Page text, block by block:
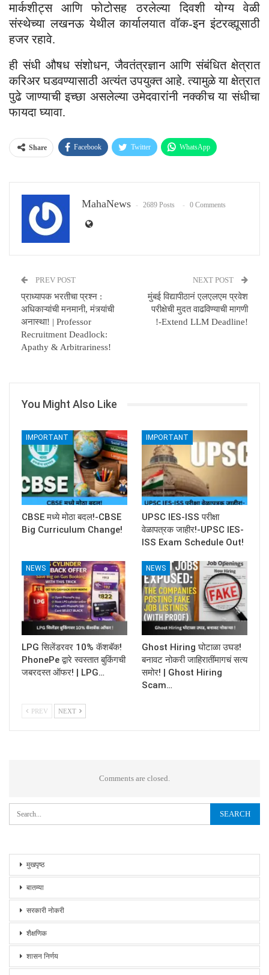
मार्कशीट्स आणि फोटोसह ठरलेल्या दिवशी योग्य वेळी
संस्थेच्या लखनऊ येथील कार्यालयात वॉक-इन इंटरव्ह्यूसाठी
हजर रहावे.
ही संधी औषध संशोधन, जैवतंत्रज्ञान आणि संबंधित क्षेत्रात
करिअर घडवण्यासाठी अत्यंत उपयुक्त आहे. त्यामुळे या क्षेत्रात
पुढे जाण्याची इच्छा असलेल्या उमेदवारांनी नक्कीच या संधीचा
फायदा घ्यावा.
Share Facebook Twitter WhatsApp
MahaNews 2689 Posts 0 Comments
PREV POST
प्राध्यापक भरतीचा प्रश्‍न :
अधिकाऱ्यांची मनमानी, मंत्र्यांची
अनास्था! | Professor
Recruitment Deadlock:
Apathy & Arbitrariness!
NEXT POST
मुंबई विद्यापीठानं एलएलएम प्रवेश
परीक्षेची मुदत वाढविण्याची मागणी
!-Extend LLM Deadline!
You Might Also Like
IMPORTANT
CBSE मध्ये मोठा बदल!-CBSE
Big Curriculum Change!
IMPORTANT
UPSC IES-ISS परीक्षा
वेळापत्रक जाहीर!-UPSC IES-
ISS Exam Schedule Out!
NEWS
LPG सिलेंडरवर 10% कॅशबॅक!
PhonePe द्वारे स्वस्तात बुकिंगची
जबरदस्त ऑफर! | LPG…
NEWS
Ghost Hiring घोटाळा उघड!
बनावट नोकरी जाहिरातींमागचं सत्य
समोर! | Ghost Hiring
Scam…
PREV NEXT
Comments are closed.
मुखपृष्ठ
बातम्या
सरकारी नोकरी
शैक्षणिक
शासन निर्णय